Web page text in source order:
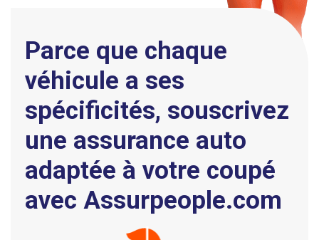
Parce que chaque
véhicule a ses
spécificités, souscrivez
une assurance auto
adaptée à votre coupé
avec Assurpeople.com